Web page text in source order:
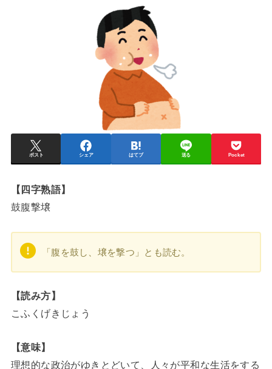
ポスト シェア はてブ 送る Pocket
【四字熟語】
鼓腹撃壌
「腹を鼓し、壌を撃つ」とも読む。
【読み方】
こふくげきじょう
【意味】
理想的な政治がゆきとどいて、人々が平和な生活をする